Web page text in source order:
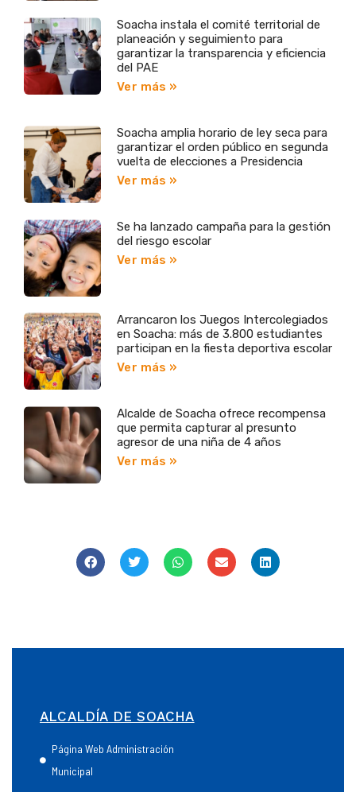
Soacha instala el comité territorial de
planeación y seguimiento para
garantizar la transparencia y eficiencia
del PAE
Ver más »
Soacha amplia horario de ley seca para
garantizar el orden público en segunda
vuelta de elecciones a Presidencia
Ver más »
Se ha lanzado campaña para la gestión
del riesgo escolar
Ver más »
Arrancaron los Juegos Intercolegiados
en Soacha: más de 3.800 estudiantes
participan en la fiesta deportiva escolar
Ver más »
Alcalde de Soacha ofrece recompensa
que permita capturar al presunto
agresor de una niña de 4 años
Ver más »
ALCALDÍA DE SOACHA
Página Web Administración
Municipal